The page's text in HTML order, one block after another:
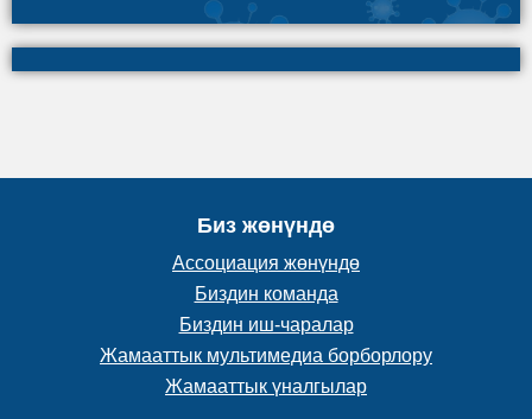
Биз жөнүндө
Ассоциация жөнүндө
Биздин команда
Биздин иш-чаралар
Жамааттык мультимедиа борборлору
Жамааттык үналгылар